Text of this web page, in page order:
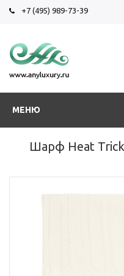
+7 (495) 989-73-39
МЕНЮ
Шарф Heat